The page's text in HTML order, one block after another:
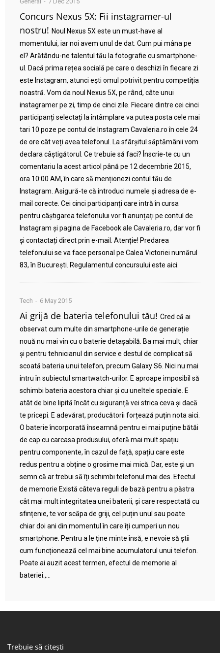
Concurs Nexus 5X: Fii instagramer-ul
nostru! Noul Nexus 5X este un must-have al
momentului, iar noi avem unul de dat. Cum pui mâna pe
el? Arătându-ne talentul tău la fotografie cu smartphone-
ul. Dacă prima rețea socială pe care o deschizi în fiecare zi
este Instagram, atunci ești omul potrivit pentru competiția
noastră. Vom da noul Nexus 5X, pe rând, câte unui
instagramer pe zi, timp de cinci zile. Fiecare dintre cei cinci
participanți selectați la întâmplare va putea posta cele mai
tari 10 poze pe contul de Instagram Cavaleria.ro în cele 24
de ore cât veți avea telefonul. La sfârșitul săptămânii vom
declara câștigătorul. Ce trebuie să faci? Înscrie-te cu un
comentariu la acest articol până pe 12 decembrie 2015,
ora 10:00 AM, în care să menționezi contul tău de
Instagram. Asigură-te că introduci numele și adresa de e-
mail corecte. Cei cinci participanți care intră în cursa
pentru câștigarea telefonului vor fi anunțați pe contul de
Instagram și pagina de Facebook ale Cavaleria.ro, dar vor fi
și contactați direct prin e-mail. Atenție! Predarea
telefonului se va face personal pe Calea Victoriei numărul
83, în București. Regulamentul concursului este aici.
Tech 6 May 2015
Ai grijă de bateria telefonului tău! Cred că ai
observat cum multe din smartphone-urile de generație
nouă nu mai vin cu o baterie detașabilă. Ba mai mult, chiar
și pentru tehnicianul din service e destul de complicat să
scoată bateria unui telefon, precum Galaxy S6. Nici nu mai
intru în subiectul smartwatch-urilor. E aproape imposibil să
schimbi bateria acestora chiar și cu uneltele speciale. E
atât de bine lipită încât cu siguranță vei strica ceva și dacă
te pricepi. E adevărat, producătorii forțează puțin nota aici.
O baterie încorporată înseamnă pentru ei mai puține bătăi
de cap cu carcasa produsului, oferă mai mult spațiu
pentru componente, în cazul de față, spațiu care este
redus pentru a obține o grosime mai mică. Dar, este și un
semn că ar trebui să îți schimbi telefonul mai des. Efectul
de memorie Există câteva reguli de bază pentru a păstra
cât mai mult integritatea unei baterii, și care respectată cu
sfințenie, te vor scăpa de griji, cel puțin unul sau poate
chiar doi ani din momentul în care îți cumperi un nou
smartphone. Pentru a le ține minte însă, e nevoie să știi
cum funcționează cel mai bine acumulatorul unui telefon.
Poate ai auzit acest termen, efectul de memorie al
bateriei.,...
Trebuie să citești